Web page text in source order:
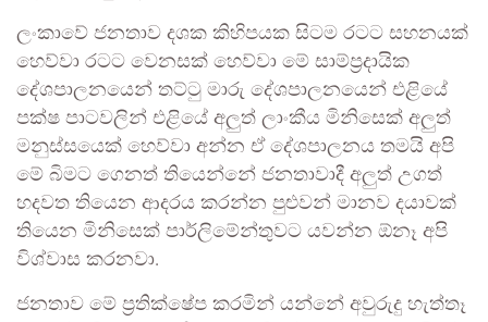
ලංකාවේ ජනතාව දශක කිහිපයක සිටම රටට සහනයක්
හෙව්වා රටට වෙනසක් හෙව්වා මේ සාම්ප්‍රදායික
දේශපාලනයෙන් තට්ටු මාරු දේශපාලනයෙන් එළියේ
පක්ෂ පාටවලින් එළියේ අලුත් ලාංකීය මිනිසෙක් අලුත්
මනුස්සයෙක් හෙව්වා අන්න ඒ දේශපාලනය තමයි අපි
මේ බිමට ගෙනත් තියෙන්නේ ජනතාවාදී අලුත් උගත්
හදවත තියෙන ආදරය කරන්න පුළුවන් මානව දයාවක්
තියෙන මිනිසෙක් පාර්ලිමේන්තුවට යවන්න ඕනෑ අපි
විශ්වාස කරනවා.
ජනතාව මේ ප්‍රතික්ෂේප කරමින් යන්නේ අවුරුදු හැත්තෑ